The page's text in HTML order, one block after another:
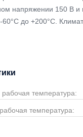
напряжении 150 В и
60°С до +200°С.
температура:
температура: